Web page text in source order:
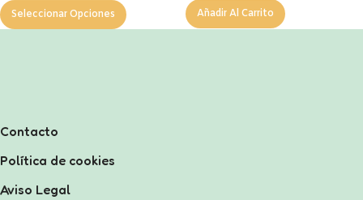
Seleccionar Opciones Añadir Al Carrito
Contacto
Política de cookies
Aviso Legal